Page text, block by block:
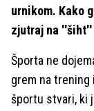
urnikom. Kako
zjutraj na
Športa ne
grem na trening
športu stvari, ki